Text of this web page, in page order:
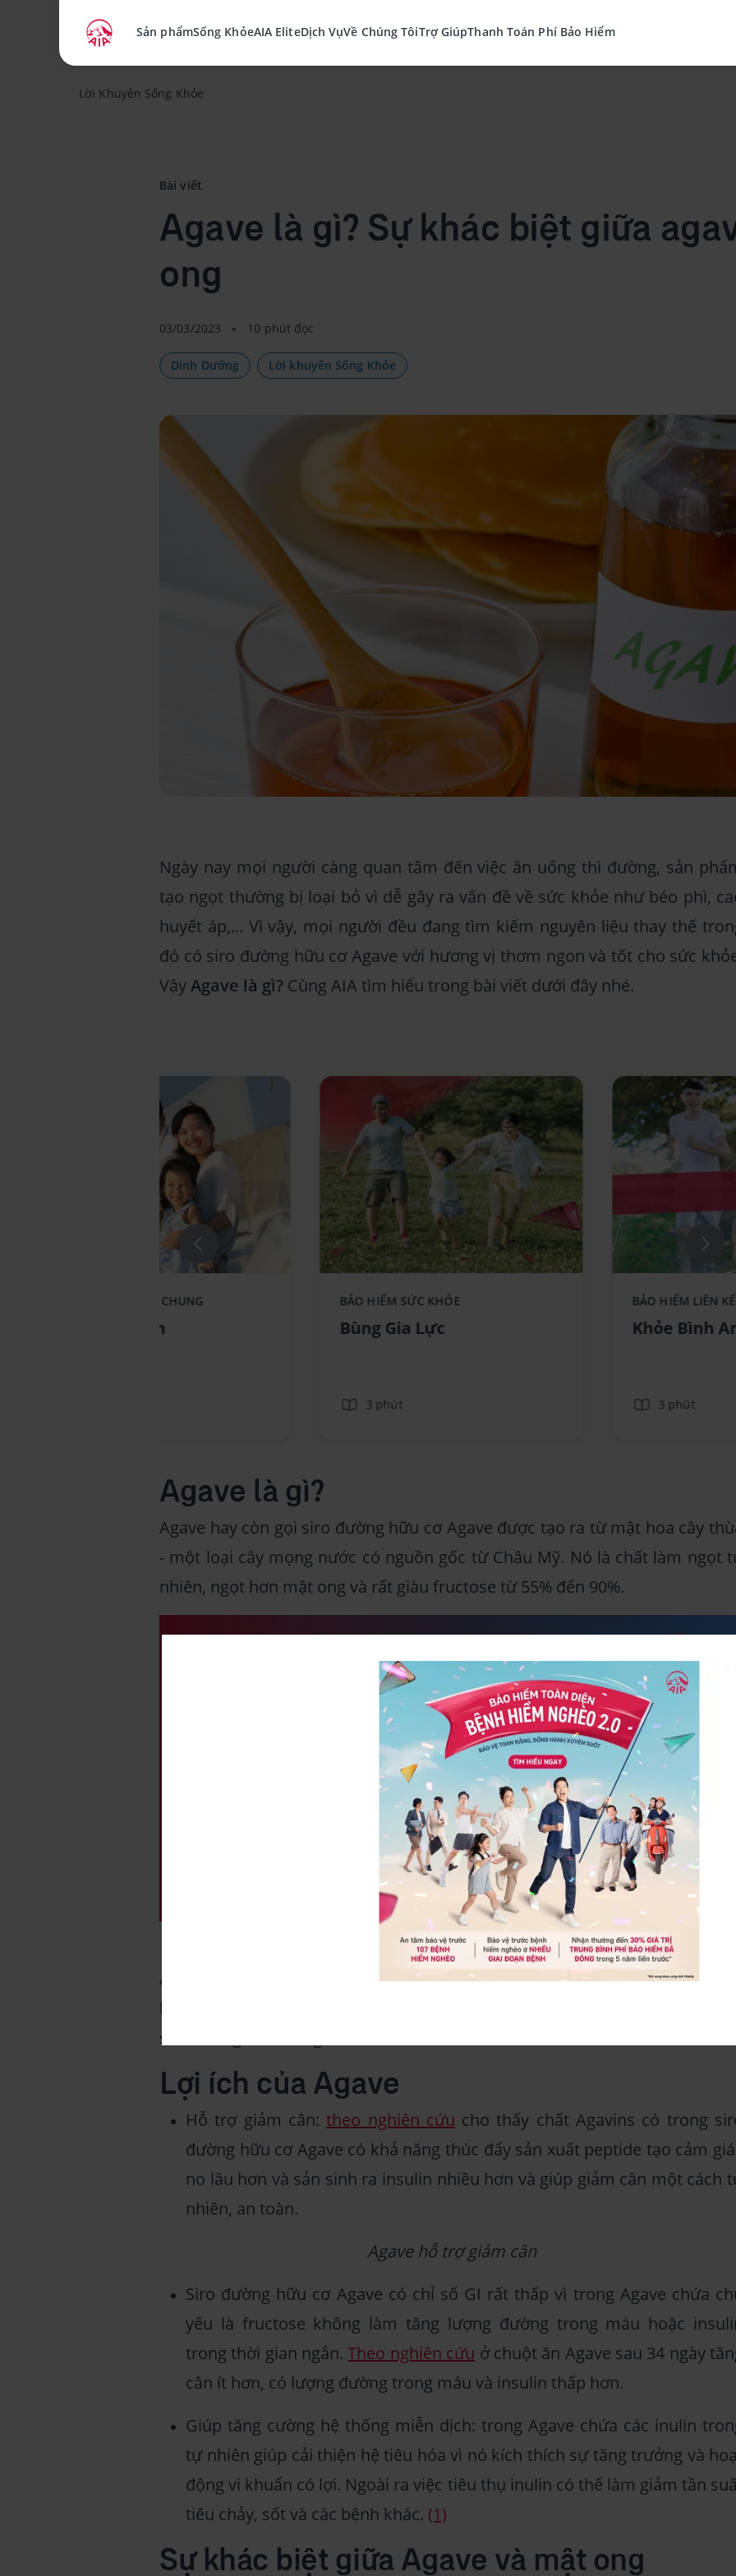
Sản phẩmSống KhỏeAIA EliteDịch VụVề Chúng TôiTrợ GiúpThanh Toán Phí Bảo Hiểm
Lời Khuyên Sống Khỏe
Bài viết
Agave là gì? Sự khác biệt giữa
ong
03/03/2023 10 phút đọc
Dinh Dưỡng Lời khuyên Sống Khỏe
Ngày nay mọi người càng quan tâm đến việc ăn uống thì đường, sản
tạo ngọt thường bị loại bỏ vì dễ gây ra vấn đề về sức khỏe như béo phì,
huyết áp,... Vì vậy, mọi người đều đang tìm kiếm nguyên liệu thay thế
đó có siro đường hữu cơ Agave với hương vị thơm ngon và tốt cho sức
VậyAgave là gì? Cùng AIA tìm hiểu trong bài viết dưới đây nhé.
KhoeTronVen_no text
BẢO HIỂM LIÊN KẾT CHUNG
Khỏe Trọn Vẹn
Replace component AIA - Standee-
BungGiaLuc_No text
BẢO HIỂM SỨC KHỎE
Bùng Gia Lực
3 phút
BẢO HIỂM LIÊN
Khỏe Bình
3 phút
Agave là gì?
Agave hay còn gọi siro đường hữu cơ Agave được tạo ra từ mật hoa cây
- một loại cây mọng nước có nguồn gốc từ Châu Mỹ. Nó là chất làm ngọt
nhiên, ngọt hơn mật ong và rất giàu fructose từ 55% đến 90%.
Agave là gì?
Agave được sản xuất qua nhiều bước xử lý trước khi được tiêu thụ. Từ chất
lỏng đầu tiên được chiết xuất từ cây thùa sau đó lọc và đun nóng để thu được
siro đường hữu cơ Agave.
Lợi ích của Agave
Hỗ trợ giảm cân: theo nghiên cứu cho thấy chất Agavins có trong
đường hữu cơ Agave có khả năng thúc đẩy sản xuất peptide tạo cảm
no lâu hơn và sản sinh ra insulin nhiều hơn và giúp giảm cân một cách
nhiên, an toàn.
Agave hỗ trợ giảm cân
Siro đường hữu cơ Agave có chỉ số GI rất thấp vì trong Agave chứa
yếu là fructose không làm tăng lượng đường trong máu hoặc
trong thời gian ngắn.Theo nghiên cứu ở chuột ăn Agave sau 34 ngày
cân ít hơn, có lượng đường trong máu và insulin thấp hơn.
Giúp tăng cường hệ thống miễn dịch: trong Agave chứa các inulin
tự nhiên giúp cải thiện hệ tiêu hóa vì nó kích thích sự tăng trưởng và
động vi khuẩn có lợi. Ngoài ra việc tiêu thụ inulin có thể làm giảm tần
tiêu chảy, sốt và các bệnh khác. (1)
Sự khác biệt giữa Agave và mật ong